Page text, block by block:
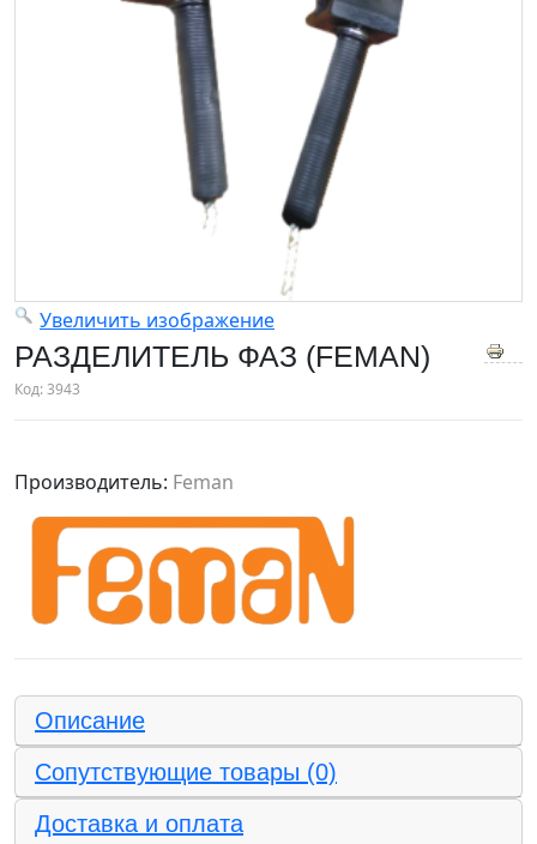
Увеличить изображение
РАЗДЕЛИТЕЛЬ ФАЗ (FEMAN)
Код:3943
Производитель: Feman
Описание
Сопутствующие товары (0)
Доставка и оплата